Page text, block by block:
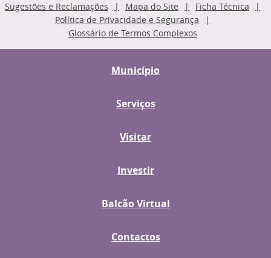
Sugestões e Reclamações Mapa do Site
Ficha Técnica
Política de Privacidade e Segurança
Glossário de Termos Complexos
Município
Serviços
Visitar
Investir
Balcão Virtual
Contactos